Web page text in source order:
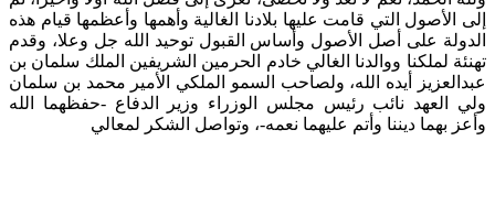
إلى الأصول التي قامت عليها بلادنا الغالية وأهمها وأعظمها قيام هذه
الدولة على أصل الأصول وأساس القبول توحيد الله جل وعلا، وقدم
تهنئة لملكنا ووالدنا الغالي خادم الحرمين الشريفين الملك سلمان بن
عبدالعزيز أيده الله، ولصاحب السمو الملكي الأمير محمد بن سلمان
ولي العهد نائب رئيس مجلس الوزراء وزير الدفاع -حفظهما الله
وأعز بهما ديننا وأتم عليهما نعمه-، وتواصل الشكر لمعالي